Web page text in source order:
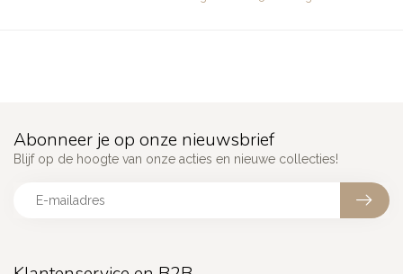
Abonneer je op onze nieuwsbrief
Blijf op de hoogte van onze acties en nieuwe collecties!